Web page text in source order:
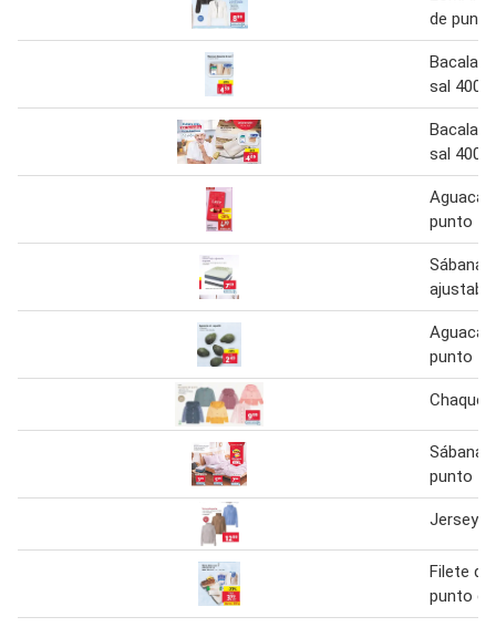
de
Bacalao
sal 400 g
Bacalao
sal 400 g
punto
Sábana
punto
Sábana
punto
Jersey
Filete
punto